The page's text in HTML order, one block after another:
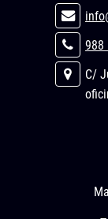
988
C/